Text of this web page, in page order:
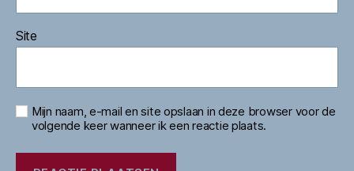
Site
Mijn naam, e-mail en site opslaan in deze browser voor de
volgende keer wanneer ik een reactie plaats.